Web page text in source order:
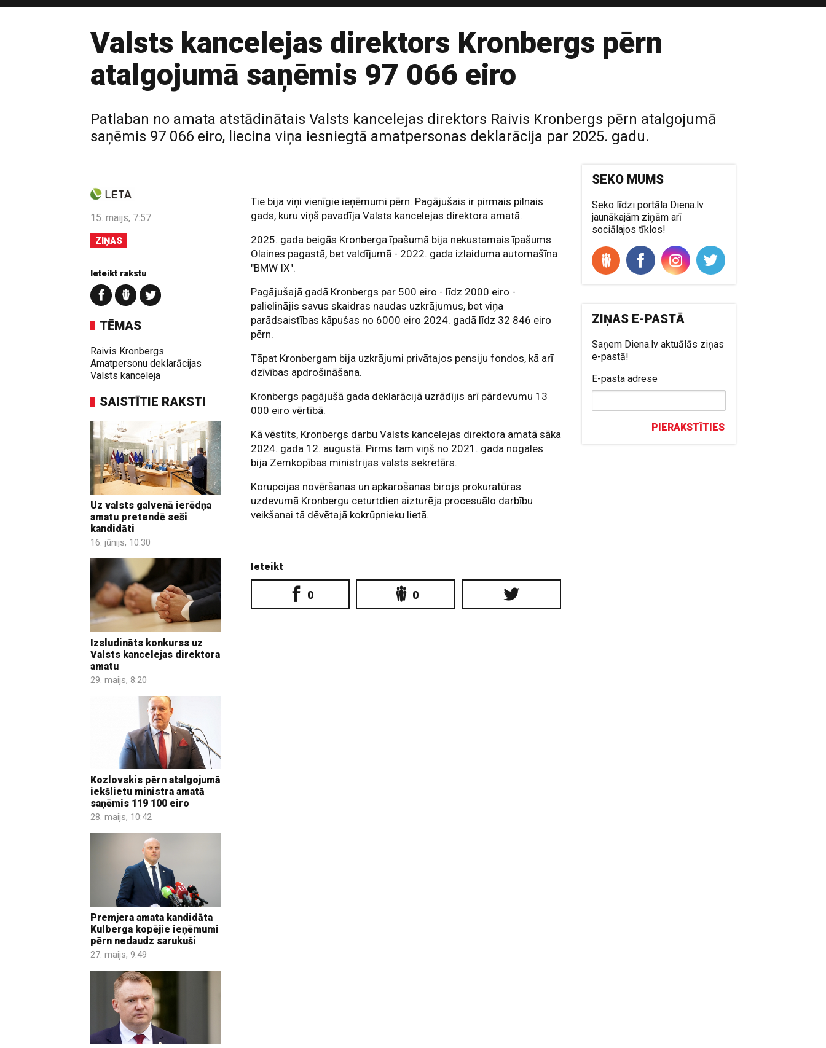
Valsts kancelejas direktors Kronbergs pērn
atalgojumā saņēmis 97 066 eiro
Patlaban no amata atstādinātais Valsts kancelejas direktors Raivis Kronbergs pērn atalgojumā
saņēmis 97 066 eiro, liecina viņa iesniegtā amatpersonas deklarācija par 2025. gadu.
15. maijs, 7:57
ZIŅAS
Ieteikt rakstu
TĒMAS
Raivis Kronbergs
Amatpersonu deklarācijas
Valsts kanceleja
SAISTĪTIE RAKSTI
Uz valsts galvenā ierēdņa
amatu pretendē seši
kandidāti
16. jūnijs, 10:30
Izsludināts konkurss uz
Valsts kancelejas direktora
amatu
29. maijs, 8:20
Kozlovskis pērn atalgojumā
iekšlietu ministra amatā
saņēmis 119 100 eiro
28. maijs, 10:42
Premjera amata kandidāta
Kulberga kopējie ieņēmumi
pērn nedaudz sarukuši
27. maijs, 9:49
Tie bija viņi vienīgie ieņēmumi pērn. Pagājušais ir pirmais pilnais
gads, kuru viņš pavadīja Valsts kancelejas direktora amatā.
2025. gada beigās Kronberga īpašumā bija nekustamais īpašums
Olaines pagastā, bet valdījumā - 2022. gada izlaiduma automašīna
"BMW IX".
Pagājušajā gadā Kronbergs par 500 eiro - līdz 2000 eiro -
palielinājis savus skaidras naudas uzkrājumus, bet viņa
parādsaistības kāpušas no 6000 eiro 2024. gadā līdz 32 846 eiro
pērn.
Tāpat Kronbergam bija uzkrājumi privātajos pensiju fondos, kā arī
dzīvības apdrošināšana.
Kronbergs pagājušā gada deklarācijā uzrādījis arī pārdevumu 13
000 eiro vērtībā.
Kā vēstīts, Kronbergs darbu Valsts kancelejas direktora amatā sāka
2024. gada 12. augustā. Pirms tam viņš no 2021. gada nogales
bija Zemkopības ministrijas valsts sekretārs.
Korupcijas novēršanas un apkarošanas birojs prokuratūras
uzdevumā Kronbergu ceturtdien aizturēja procesuālo darbību
veikšanai tā dēvētajā kokrūpnieku lietā.
Ieteikt
0 0
SEKO MUMS
Seko līdzi portāla Diena.lv
jaunākajām ziņām arī
sociālajos tīklos!
ZIŅAS E-PASTĀ
Saņem Diena.lv aktuālās ziņas
e-pastā!
E-pasta adrese
PIERAKSTĪTIES